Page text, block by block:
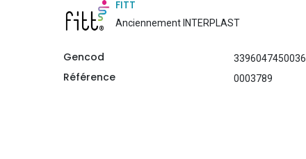
FITT
Anciennement INTERPLAST
Gencod 3396047450036
Référence 0003789